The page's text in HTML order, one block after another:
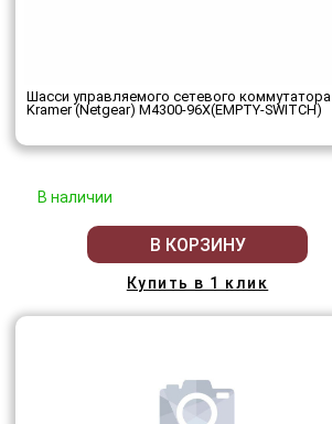
Шасси управляемого сетевого коммутатора
Kramer (Netgear) M4300-96X(EMPTY-SWITCH)
В наличии
В КОРЗИНУ
Купить в 1 клик